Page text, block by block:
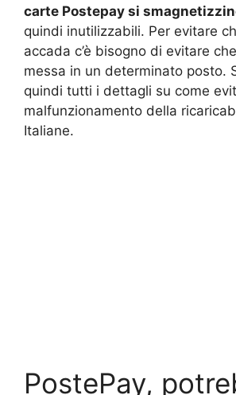
carte Postepay si
quindi inutilizzabili. Per evitare
accada c’è bisogno di evitare
messa in un determinato posto.
quindi tutti i dettagli su come
malfunzionamento della
Italiane.
PostePay,